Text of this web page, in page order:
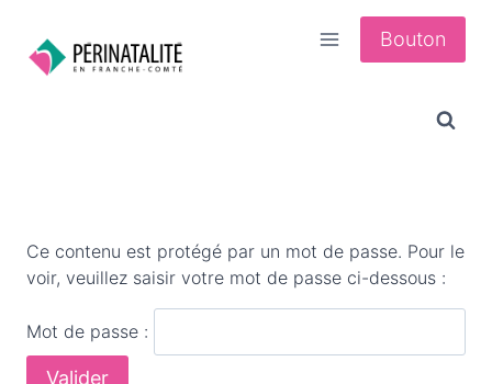
contenu
Bouton
Ce contenu est protégé par un mot de passe. Pour le
voir, veuillez saisir votre mot de passe ci-dessous :
Mot de passe :